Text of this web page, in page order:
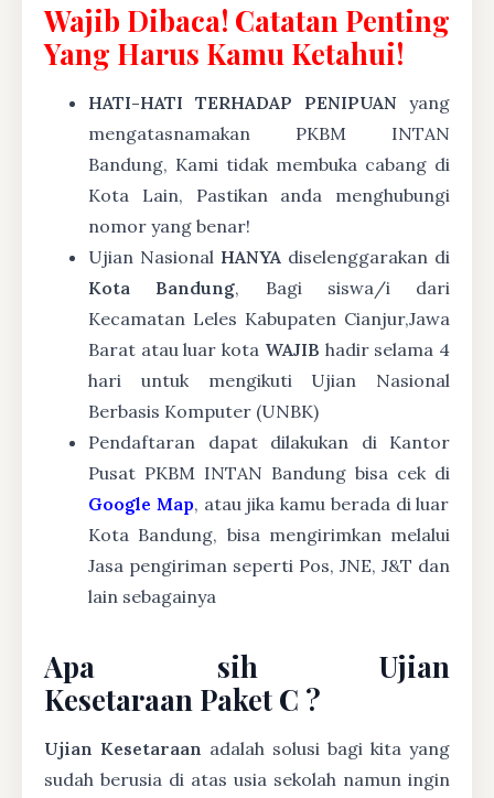
Wajib Dibaca! Catatan Penting
Yang Harus Kamu Ketahui!
HATI-HATI TERHADAP PENIPUAN yang
mengatasnamakan PKBM INTAN
Bandung, Kami tidak membuka cabang di
Kota Lain, Pastikan anda menghubungi
nomor yang benar!
Ujian Nasional HANYA diselenggarakan di
Kota Bandung, Bagi siswa/i dari
Kecamatan Leles Kabupaten Cianjur,Jawa
Barat atau luar kota WAJIB hadir selama 4
hari untuk mengikuti Ujian Nasional
Berbasis Komputer (UNBK)
Pendaftaran dapat dilakukan di Kantor
Pusat PKBM INTAN Bandung bisa cek di
Google Map, atau jika kamu berada di luar
Kota Bandung, bisa mengirimkan melalui
Jasa pengiriman seperti Pos, JNE, J&T dan
lain sebagainya
Apa sih Ujian
Kesetaraan Paket C ?
Ujian Kesetaraan adalah solusi bagi kita yang
sudah berusia di atas usia sekolah namun ingin